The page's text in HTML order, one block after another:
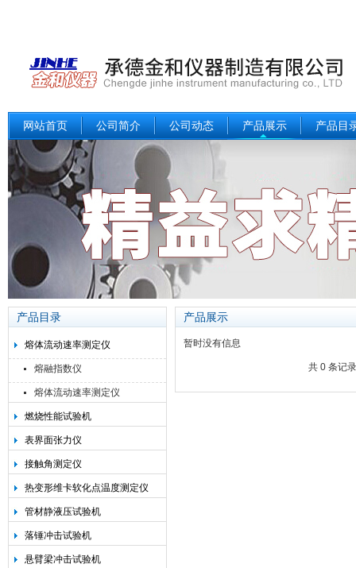
网站首页 公司简介 公司动态 产品展示 产品目
产品目录
熔体流动速率测定仪
熔融指数仪
熔体流动速率测定仪
燃烧性能试验机
表界面张力仪
接触角测定仪
热变形维卡软化点温度测定仪
管材静液压试验机
落锤冲击试验机
悬臂梁冲击试验机
产品展示
暂时没有信息
共 0 条记